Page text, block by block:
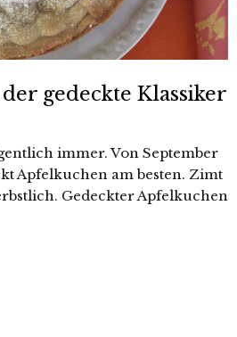
gedeckte Klassiker
immer. Von September
Apfelkuchen am besten. Zimt
Gedeckter Apfelkuchen